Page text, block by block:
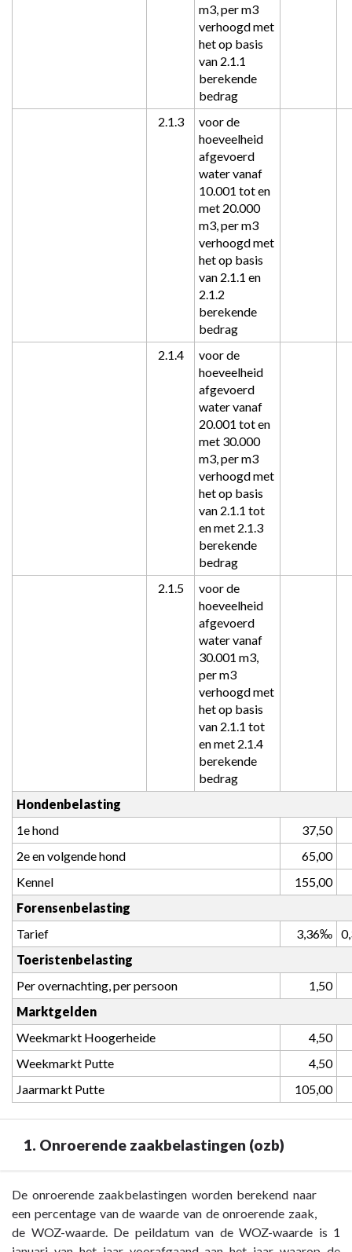
m3, per m3
verhoogd met
het op basis
van 2.1.1
berekende
bedrag
2.1.3
voor de
hoeveelheid
afgevoerd
water vanaf
10.001 tot en
met 20.000
m3, per m3
verhoogd met
het op basis
van 2.1.1 en
2.1.2
berekende
bedrag
2.1.4
voor de
hoeveelheid
afgevoerd
water vanaf
20.001 tot en
met 30.000
m3, per m3
verhoogd met
het op basis
van 2.1.1 tot
en met 2.1.3
berekende
bedrag
2.1.5
voor de
hoeveelheid
afgevoerd
water vanaf
30.001 m3,
per m3
verhoogd met
het op basis
van 2.1.1 tot
en met 2.1.4
berekende
bedrag
Hondenbelasting
1e hond
37,50
2e en volgende hond
65,00
Kennel
155,00
Forensenbelasting
Tarief
3,36‰
Toeristenbelasting
Per overnachting, per persoon
1,50
Marktgelden
Weekmarkt Hoogerheide
4,50
Weekmarkt Putte
4,50
Jaarmarkt Putte
105,00
1. Onroerende zaakbelastingen (ozb)
Terug
naar
navigatie
De onroerende zaakbelastingen worden berekend naar
een percentage van de waarde van de onroerende zaak,
de WOZ-waarde. De peildatum van de WOZ-waarde is 1